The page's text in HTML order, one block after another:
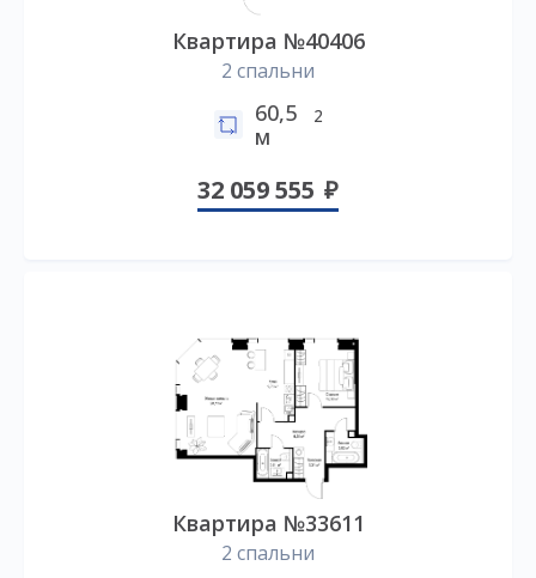
Квартира №40406
2 спальни
60,5
м
2
32 059 555
Квартира №33611
2 спальни